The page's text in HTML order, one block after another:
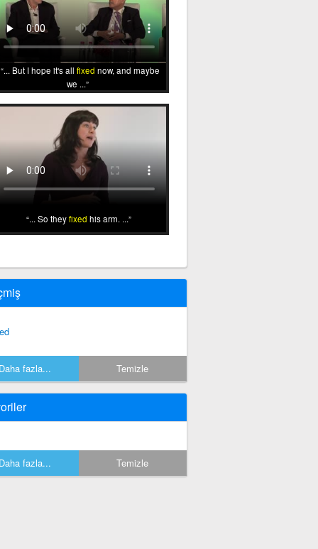
... But I hope it's all fixed now, and maybe
we ...
... So theyfixed his arm. ...
fazla... Temizle
fazla... Temizle